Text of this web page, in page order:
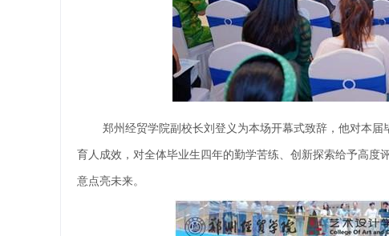
郑州经贸学院副校长刘登义为本场开幕式致辞，他对本
育人成效，对全体毕业生四年的勤学苦练、创新探索给予高度
意点亮未来。